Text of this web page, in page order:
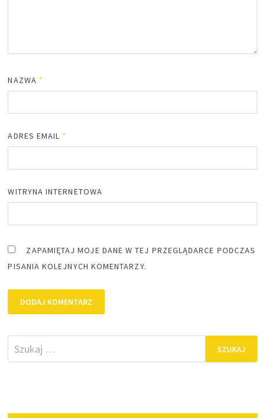
NAZWA *
ADRES EMAIL *
WITRYNA INTERNETOWA
ZAPAMIĘTAJ MOJE DANE W TEJ PRZEGLĄDARCE PODCZAS
PISANIA KOLEJNYCH KOMENTARZY.
Szukaj: